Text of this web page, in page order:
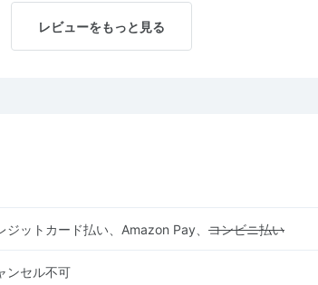
レビューをもっと見る
ジットカード払い、Amazon Pay、 コンビニ払い
ンセル不可